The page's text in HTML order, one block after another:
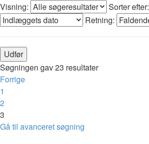
Visning:
Sorter efter:
Retning:
Søgningen gav 23 resultater
Forrige
1
2
3
Gå til avanceret søgning